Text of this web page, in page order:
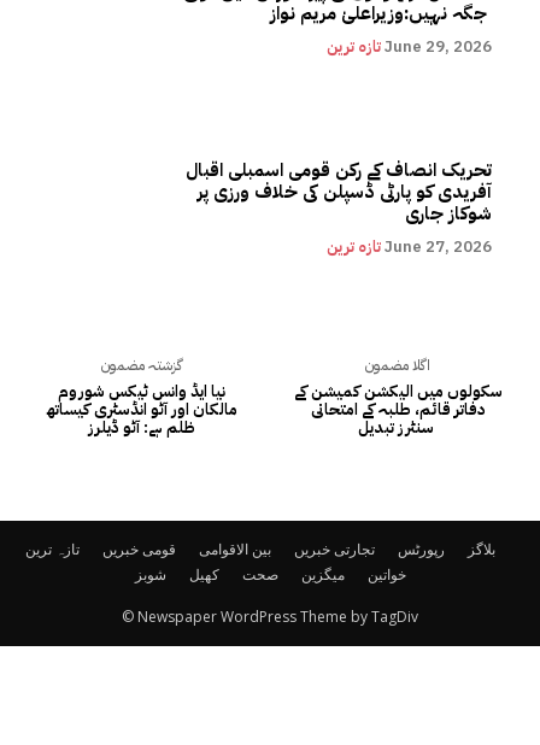
تازہ ترینJune 29, 2026
تحریک انصاف کے رکن قومی اسمبلی اقبال
آفریدی کو پارٹی ڈسپلن کی خلاف ورزی پر
شوکاز جاری
تازہ ترینJune 27, 2026
گزشتہ مضمون
نیا ایڈ وانس ٹیکس شوروم
مالکان اور آٹو انڈسٹری کیساتھ
ظلم ہے: آٹو ڈیلرز
اگلا مضمون
سکولوں میں الیکشن کمیشن کے
دفاتر قائم، طلبہ کے امتحانی
تازہ ترین قومی خبریں بین الاقوامی تجارتی خبریں رپورٹس
بلاگز
شوبز
کھیل صحت میگزین خواتین
© Newspaper WordPress Theme by TagDiv